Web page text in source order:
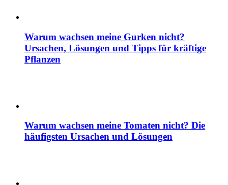
Warum wachsen meine Gurken nicht?
Ursachen, Lösungen und Tipps für kräftige
Pflanzen
Warum wachsen meine Tomaten nicht? Die
häufigsten Ursachen und Lösungen